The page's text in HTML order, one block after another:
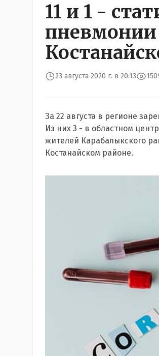
11 и 1 -
23 августа 2020 г. в 20:13
За 22 августа в регионе
Из них 3 - в областном
жителей Карабалыкского
Костанайском районе.